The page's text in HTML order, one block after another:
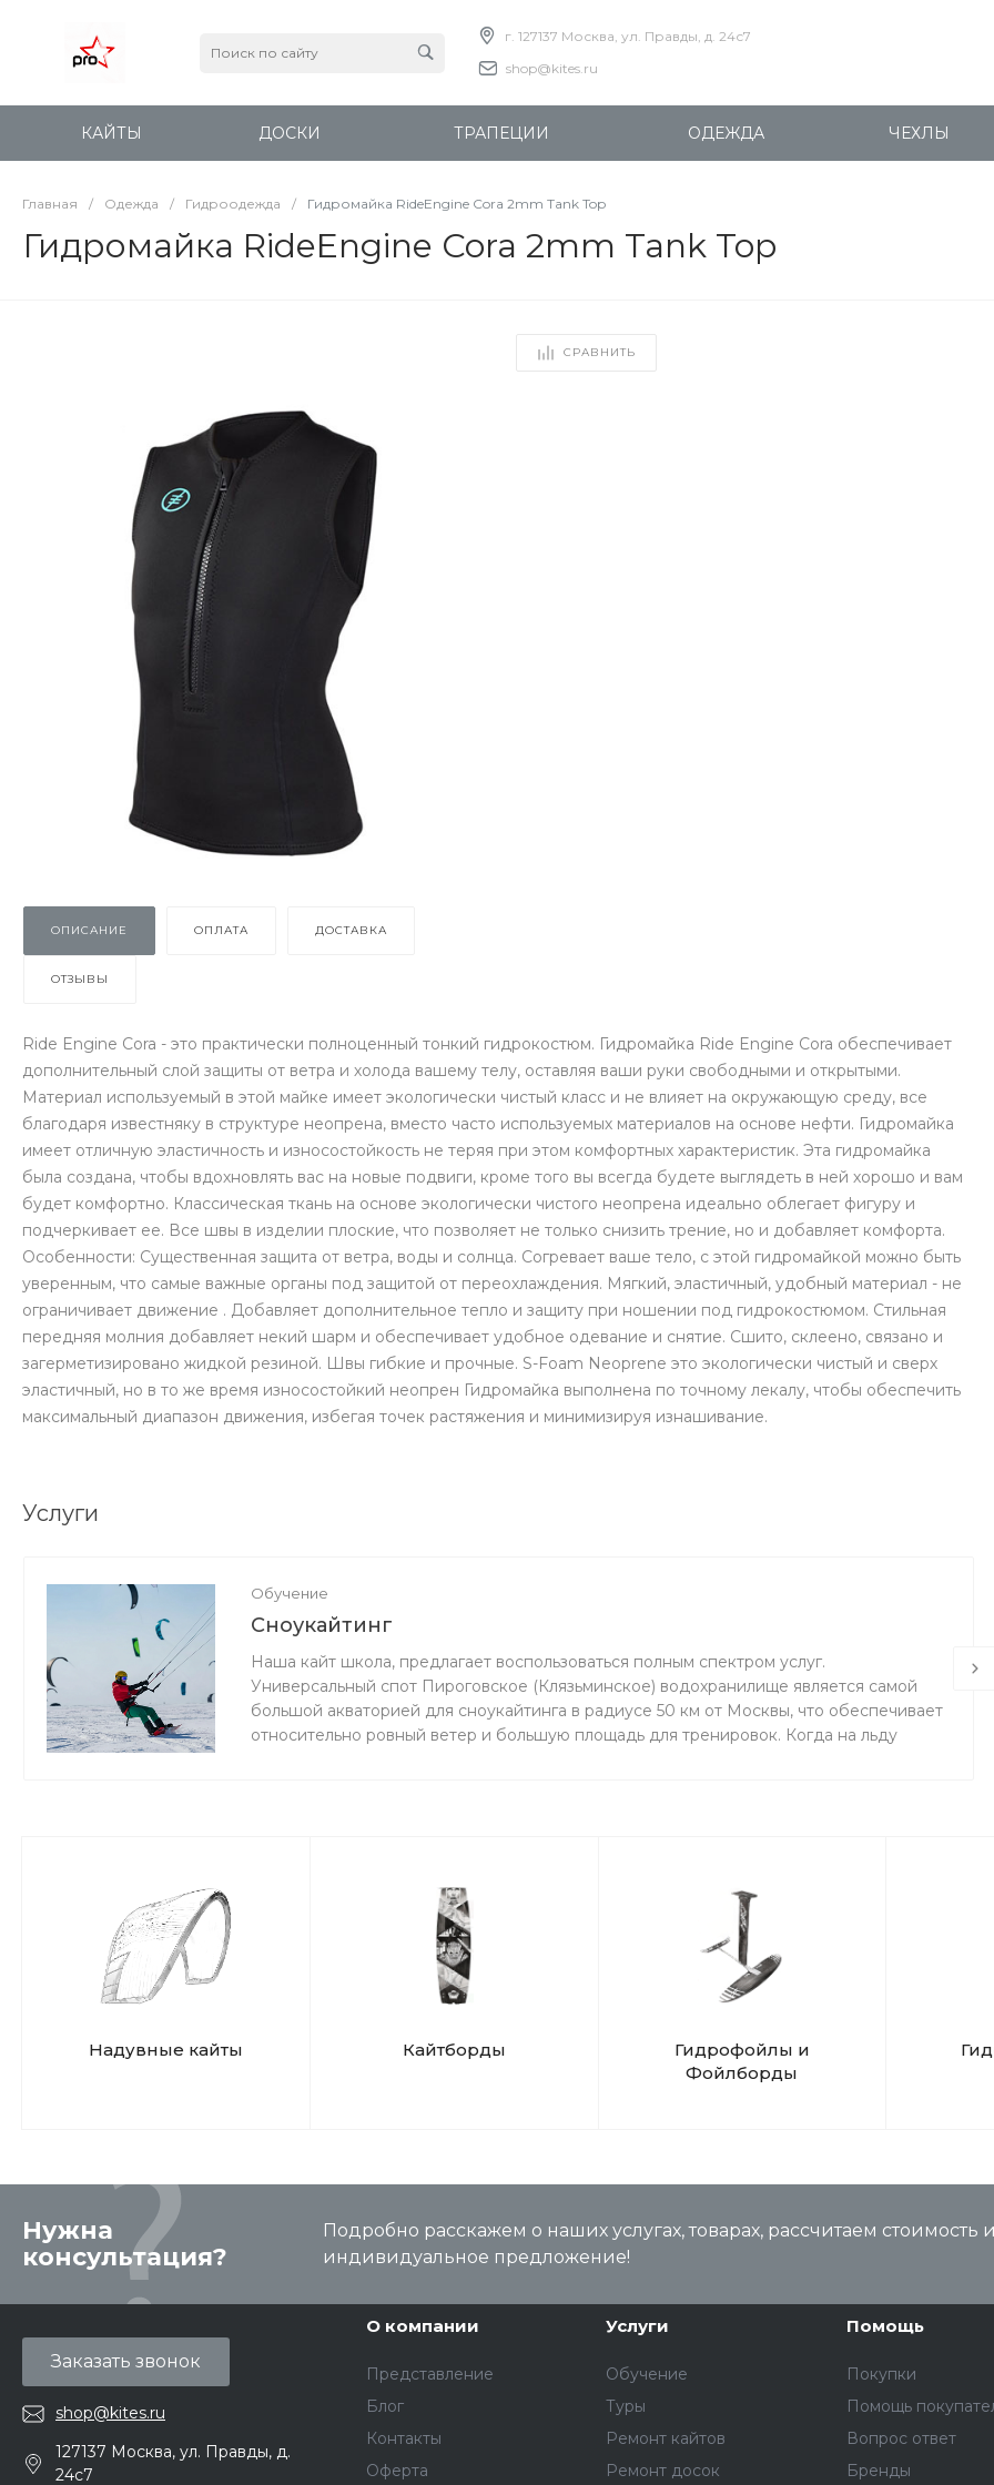
г. 127137 Москва, ул. Правды, д. 24с7
shop@kites.ru
КАЙТЫ ДОСКИ ТРАПЕЦИИ ОДЕЖДА ЧЕХЛЫ
Главная / Одежда / Гидроодежда / Гидромайка RideEngine Cora 2mm Tank Top
Гидромайка RideEngine Cora 2mm Tank Top
СРАВНИТЬ
ОПИСАНИЕ ОПЛАТА ДОСТАВКА
ОТЗЫВЫ
Ride Engine Cora - это практически полноценный тонкий гидрокостюм. Гидромайка Ride Engine Cora обеспечивает
дополнительный слой защиты от ветра и холода вашему телу, оставляя ваши руки свободными и открытыми.
Материал используемый в этой майке имеет экологически чистый класс и не влияет на окружающую среду, все
благодаря известняку в структуре неопрена, вместо часто используемых материалов на основе нефти. Гидромайка
имеет отличную эластичность и износостойкость не теряя при этом комфортных характеристик. Эта гидромайка
была создана, чтобы вдохновлять вас на новые подвиги, кроме того вы всегда будете выглядеть в ней хорошо и вам
будет комфортно. Классическая ткань на основе экологически чистого неопрена идеально облегает фигуру и
подчеркивает ее. Все швы в изделии плоские, что позволяет не только снизить трение, но и добавляет комфорта.
Особенности: Существенная защита от ветра, воды и солнца. Согревает ваше тело, с этой гидромайкой можно быть
уверенным, что самые важные органы под защитой от переохлаждения. Мягкий, эластичный, удобный материал - не
ограничивает движение . Добавляет дополнительное тепло и защиту при ношении под гидрокостюмом. Стильная
передняя молния добавляет некий шарм и обеспечивает удобное одевание и снятие. Сшито, склеено, связано и
загерметизировано жидкой резиной. Швы гибкие и прочные. S-Foam Neoprene это экологически чистый и сверх
эластичный, но в то же время износостойкий неопрен Гидромайка выполнена по точному лекалу, чтобы обеспечить
максимальный диапазон движения, избегая точек растяжения и минимизируя изнашивание.
Услуги
Обучение
Сноукайтинг
Наша кайт школа, предлагает воспользоваться полным спектром услуг.
Универсальный спот Пироговское (Клязьминское) водохранилище является самой
большой акваторией для сноукайтинга в радиусе 50 км от Москвы, что обеспечивает
относительно ровный ветер и большую площадь для тренировок. Когда на льду
Надувные кайты Кайтборды
Гидрофойлы и
Фойлборды
Нужна
консультация?
Подробно расскажем о наших услугах, товарах, рассчитаем стоимость
индивидуальное предложение!
Заказать звонок
shop@kites.ru
127137 Москва, ул. Правды, д.
24с7
О компании
Представление
Блог
Контакты
Оферта
Услуги
Обучение
Туры
Ремонт кайтов
Ремонт досок
Помощь
Покупки
Помощь
Вопрос ответ
Бренды